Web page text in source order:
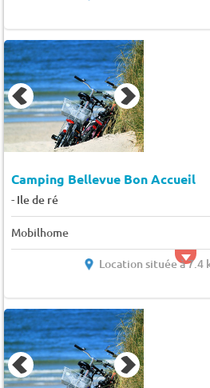
Camping Bellevue Bon Accueil
- Ile de ré
Mobilhome
Location située à 7.4